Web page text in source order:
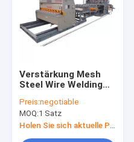
Verstärkung Mesh
Steel Wire Welding
Preis:negotiable
MOQ:1 Satz